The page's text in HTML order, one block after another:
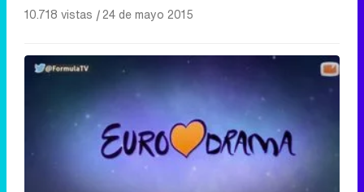
10.718 vistas |24 de mayo 2015